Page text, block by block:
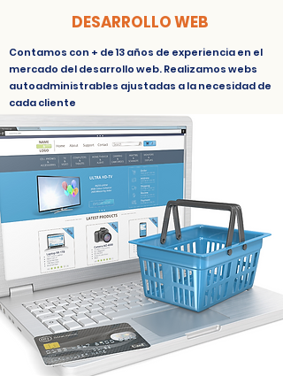
DESARROLLO WEB
Contamos con + de 13 años de experiencia en el
mercado del desarrollo web. Realizamos webs
autoadministrables ajustadas a la necesidad de
cada cliente